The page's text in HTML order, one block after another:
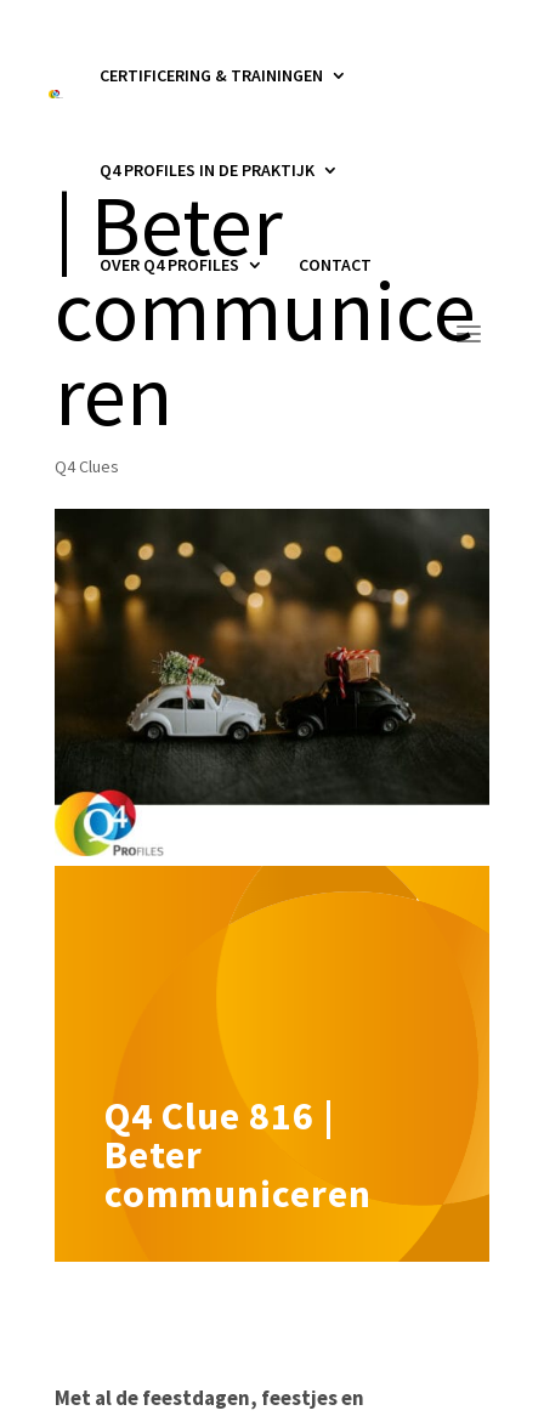
CERTIFICERING & TRAININGEN
Q4 PROFILES IN DE PRAKTIJK
OVER Q4 PROFILES CONTACT
Q4 Clue 816
| Beter
communice
ren
Q4 Clues
Q4 Clue 816 |
Beter
communiceren
Met al de feestdagen, feestjes en